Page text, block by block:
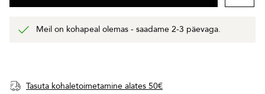
Meil on kohapeal olemas - saadame 2-3 päevaga.
Tasuta kohaletoimetamine alates 50€